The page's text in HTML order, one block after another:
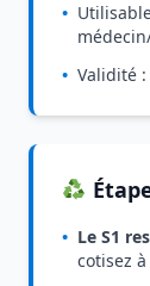
•
• Validité
• Le S1
cotisez